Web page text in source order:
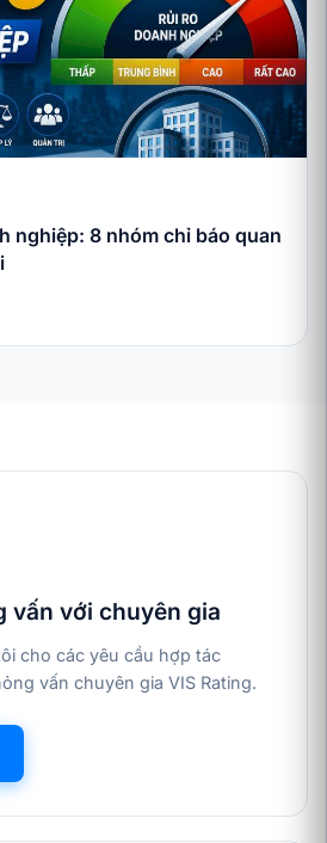
nghiệp: 8 nhóm chỉ báo quan
vấn với chuyên gia
cho các yêu cầu hợp tác
vấn chuyên gia VIS Rating.